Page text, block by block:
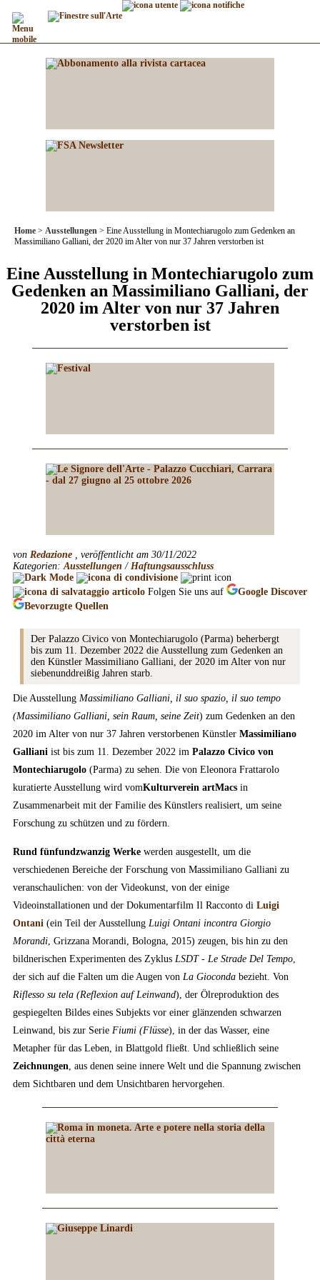
Home Ausstellungen
Eine Ausstellung in Montechiarugolo zum Gedenken an
Massimiliano Galliani, der 2020 im Alter von nur 37 Jahren verstorben ist
Eine Ausstellung in Montechiarugolo zum
Gedenken an Massimiliano Galliani, der
2020 im Alter von nur 37 Jahren
verstorben ist
von Redazione , veröffentlicht am 30/11/2022
Kategorien:Ausstellungen/ Haftungsausschluss
Folgen Sie uns auf Google Discover
Bevorzugte Quellen
Der Palazzo Civico von Montechiarugolo (Parma) beherbergt
bis zum 11. Dezember 2022 die Ausstellung zum Gedenken an
den Künstler Massimiliano Galliani, der 2020 im Alter von nur
siebenunddreißig Jahren starb.
Die Ausstellung Massimiliano Galliani, il suo spazio, il suo tempo
(Massimiliano Galliani, sein Raum, seine Zeit) zum Gedenken an den
2020 im Alter von nur 37 Jahren verstorbenen Künstler Massimiliano
Gallianiist bis zum 11. Dezember 2022 im Palazzo Civico von
Montechiarugolo(Parma) zu sehen. Die von Eleonora Frattarolo
kuratierte Ausstellung wird vomKulturverein artMacsin
Zusammenarbeit mit der Familie des Künstlers realisiert, um seine
Forschung zu schützen und zu fördern.
Rund fünfundzwanzig Werkewerden ausgestellt, um die
verschiedenen Bereiche der Forschung von Massimiliano Galliani zu
veranschaulichen: von der Videokunst, von der einige
Videoinstallationen und der Dokumentarfilm Il Racconto di Luigi
Ontani(ein Teil der Ausstellung Luigi Ontani incontra Giorgio
Morandi, Grizzana Morandi, Bologna, 2015) zeugen, bis hin zu den
bildnerischen Experimenten des Zyklus LSDT - Le Strade Del Tempo,
der sich auf die Falten um die Augen vonLa Giocondabezieht. Von
Riflesso su tela (Reflexion auf Leinwand), der Ölreproduktion des
gespiegelten Bildes eines Subjekts vor einer glänzenden schwarzen
Leinwand, bis zur Serie Fiumi (Flüsse), in der das Wasser, eine
Metapher für das Leben, in Blattgold fließt. Und schließlich seine
Zeichnungen, aus denen seine innere Welt und die Spannung zwischen
dem Sichtbaren und dem Unsichtbaren hervorgehen.